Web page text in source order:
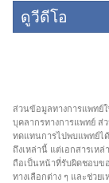
ดูวีดีโอ
ส่วน​ข้อมูล​ทาง​การ​แพทย์​
บุคลากร​ทาง​การ​แพทย์ ส่
ทดแทน​การ​ไป​พบ​แพทย์​ไ
ถึง​เหล่า​นี้ แต่​เอกสาร​เห
ถือ​เป็น​หน้า​ที่​รับผิดชอบ​ข
ทาง​เลือก​ต่าง ๆ และ​ช่วย